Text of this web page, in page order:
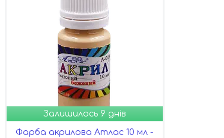
Залишилось 9 днів
Фарба акрилова Атлас 10 мл -